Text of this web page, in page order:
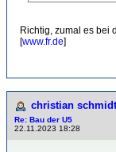
Richtig, zumal es bei
[www.fr.de]
christian schmidt
Re: Bau der U5
22.11.2023 18:28